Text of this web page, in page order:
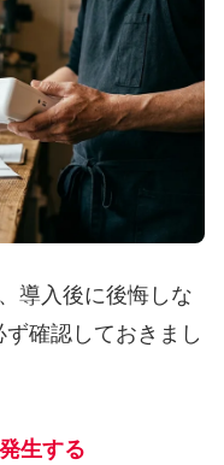
導入後に後悔しな
確認しておきまし
生する